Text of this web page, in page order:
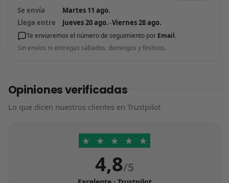
Se envía
Martes 11 ago.
Llega entre
Jueves 20 ago.–Viernes 28 ago.
Te enviaremos el número de seguimiento por Email.
Sin envíos ni entregas sábados, domingos y festivos.
Opiniones verificadas
Lo que dicen nuestros clientes en Trustpilot
★ ★ ★ ★ ★
4,8/5